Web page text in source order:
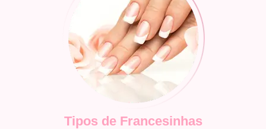
Tipos de Francesinhas